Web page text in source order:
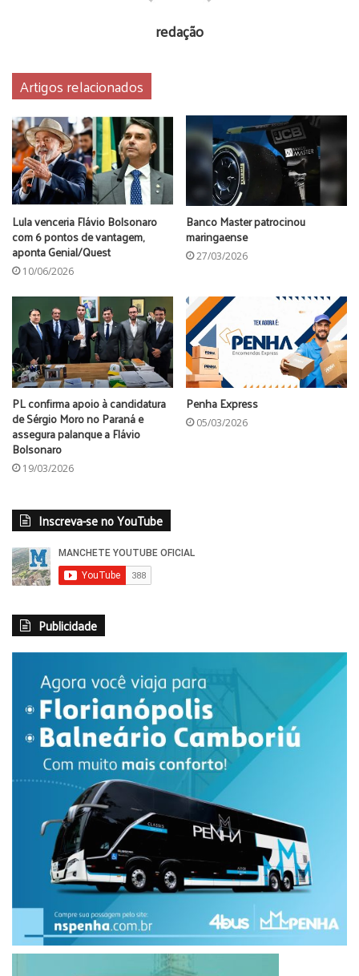
redação
Artigos relacionados
Lula venceria Flávio Bolsonaro
com 6 pontos de vantagem,
aponta Genial/Quest
10/06/2026
Banco Master patrocinou
maringaense
27/03/2026
PL confirma apoio à candidatura
de Sérgio Moro no Paraná e
assegura palanque a Flávio
Bolsonaro
19/03/2026
Penha Express
05/03/2026
Inscreva-se no YouTube
Publicidade